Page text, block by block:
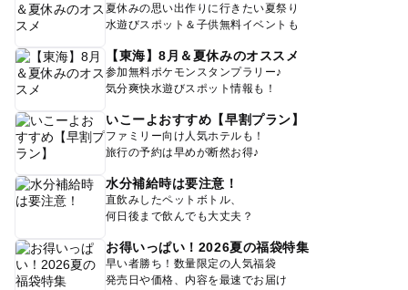
夏休みの思い出作りに行きたい夏祭り
水遊びスポット＆子供無料イベントも
【東海】8月＆夏休みのオススメ
参加無料ポケモンスタンプラリー♪
気分爽快水遊びスポット情報も！
いこーよおすすめ【早割プラン】
ファミリー向け人気ホテルも！
旅行の予約は早めが断然お得♪
水分補給時は要注意！
直飲みしたペットボトル、
何日後まで飲んでも大丈夫？
お得いっぱい！2026夏の福袋特集
早い者勝ち！数量限定の人気福袋
発売日や価格、内容を最速でお届け